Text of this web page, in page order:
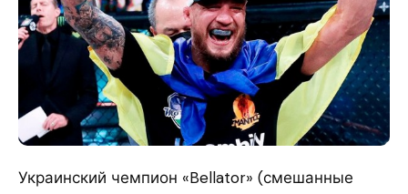
Украинский чемпион «Bellator» (смешанные